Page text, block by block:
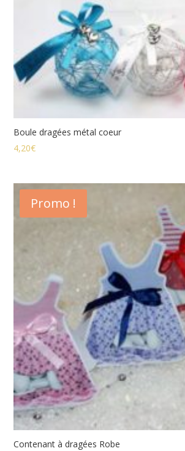
Boule dragées métal coeur
4,20€
Promo !
Contenant à dragées Robe